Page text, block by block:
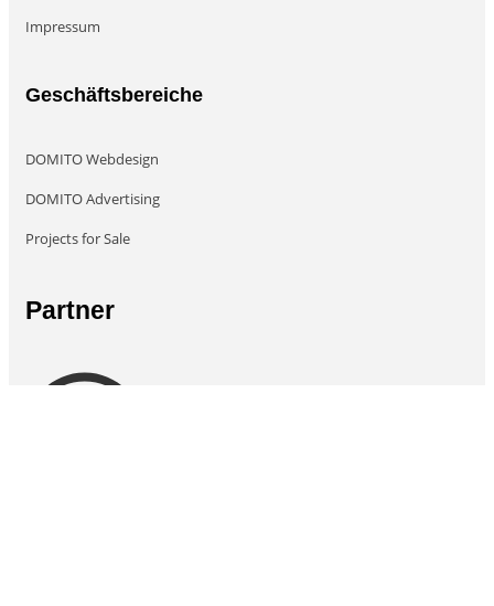
Impressum
Geschäftsbereiche
DOMITO Webdesign
DOMITO Advertising
Projects for Sale
Partner